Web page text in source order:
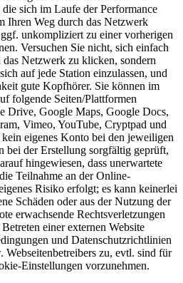
sich im Laufe der Performance
Ihren Weg durch das Netzwerk
unkompliziert zu einer vorherigen
Versuchen Sie nicht, sich einfach
Netzwerk zu klicken, sondern
auf jede Station einzulassen, und
gute Kopfhörer. Sie können im
folgende Seiten/Plattformen
Drive, Google Maps, Google Docs,
Vimeo, YouTube, Cryptpad und
eigenes Konto bei den jeweiligen
der Erstellung sorgfältig geprüft,
hingewiesen, dass unerwartete
Teilnahme an der Online-
Risiko erfolgt; es kann keinerlei
Schäden oder aus der Nutzung der
erwachsende Rechtsverletzungen
einer externen Website
und Datenschutzrichtlinien
Webseitenbetreibers zu, evtl. sind für
Einstellungen vorzunehmen.